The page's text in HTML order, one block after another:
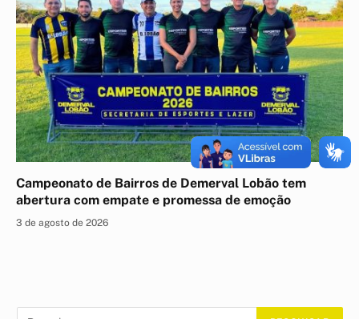
Campeonato de Bairros de Demerval Lobão tem
abertura com empate e promessa de emoção
3 de agosto de 2026